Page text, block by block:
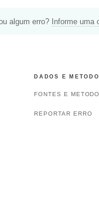
algum erro? Informe uma
DADOS E
FONTES E
REPORTAR ERRO